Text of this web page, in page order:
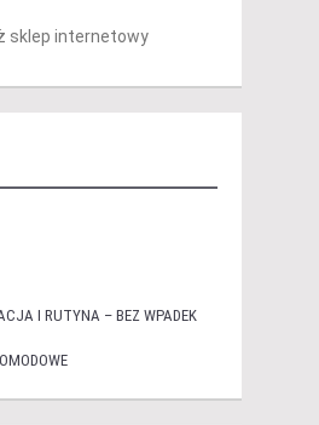
sklep internetowy
I RUTYNA – BEZ WPADEK